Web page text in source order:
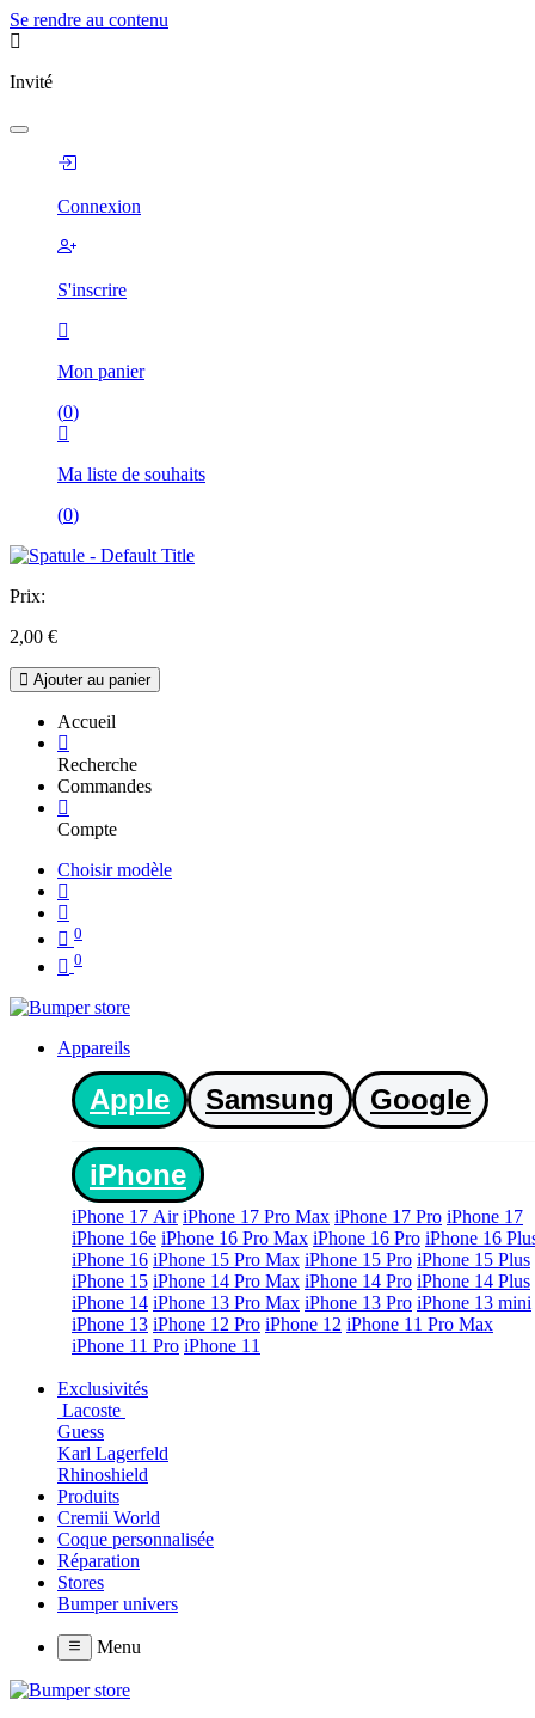
Se rendre au contenu
Invité
Connexion
S'inscrire
Mon panier
(0)
Ma liste de souhaits
(0)
Prix:
2,00 €
Ajouter au panier
Accueil
Recherche
Commandes
Compte
Choisir modèle
0
0
Appareils
Apple Samsung Google
iPhone
iPhone 17 Air iPhone 17 Pro Max iPhone 17 Pro iPhone 17
iPhone 16e iPhone 16 Pro Max iPhone 16 Pro iPhone 16
iPhone 16 iPhone 15 Pro Max iPhone 15 Pro iPhone 15 Plus
iPhone 15 iPhone 14 Pro Max iPhone 14 Pro iPhone 14 Plus
iPhone 14 iPhone 13 Pro Max iPhone 13 Pro iPhone 13 mini
iPhone 13 iPhone 12 Pro iPhone 12 iPhone 11 Pro Max
iPhone 11 Pro iPhone 11
Exclusivités
Lacoste
Guess
Karl Lagerfeld
Rhinoshield
Produits
Cremii World
Coque personnalisée
Réparation
Stores
Bumper univers
Menu